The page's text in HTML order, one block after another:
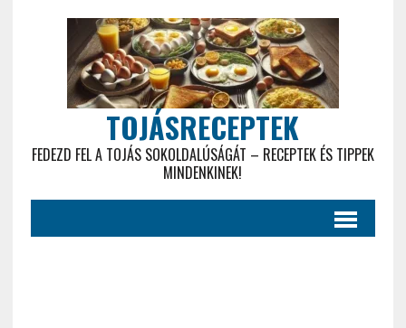
TOJÁSRECEPTEK
FEDEZD FEL A TOJÁS SOKOLDALÚSÁGÁT – RECEPTEK ÉS TIPPEK
MINDENKINEK!